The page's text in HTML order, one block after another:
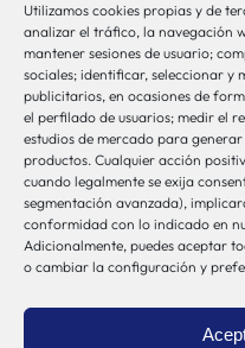
Utilizamos cookies propias y de
analizar el tráfico, la navegación
mantener sesiones de usuario;
sociales; identificar, seleccionar y
publicitarios, en ocasiones de
el perfilado de usuarios; medir el
estudios de mercado para
productos. Cualquier acción
cuando legalmente se exija
segmentación avanzada),
conformidad con lo indicado en
Adicionalmente, puedes aceptar
o cambiar la configuración y
bio-
944 00 77 90
Otros
Osakidetza